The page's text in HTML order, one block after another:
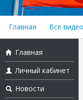
Главная Все
Главная
Личный кабинет
Новости